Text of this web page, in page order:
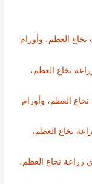
نخاع العظم، وأورام
نخاع العظم،
نخاع العظم، وأورام
نخاع العظم،
زراعة نخاع العظم،